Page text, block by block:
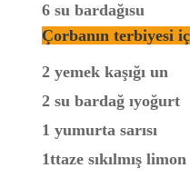
6 su bardağısu
Çorbanın terbiyesi
2 yemek kaşığı un
2 su bardağ ıyoğurt
1 yumurta sarısı
1ttaze sıkılmış